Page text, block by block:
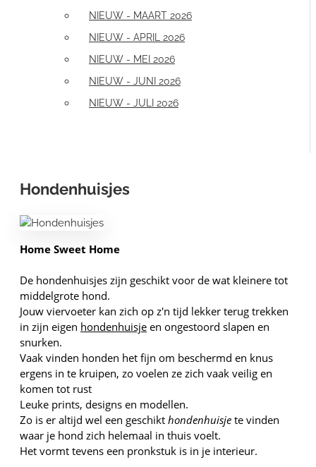
NIEUW - MAART 2026
NIEUW - APRIL 2026
NIEUW - MEI 2026
NIEUW - JUNI 2026
NIEUW - JULI 2026
Hondenhuisjes
Home Sweet Home
De hondenhuisjes zijn geschikt voor de wat kleinere tot
middelgrote hond.
Jouw viervoeter kan zich op z'n tijd lekker terug trekken
in zijn eigen hondenhuisje en ongestoord slapen en
snurken.
Vaak vinden honden het fijn om beschermd en knus
ergens in te kruipen, zo voelen ze zich vaak veilig en
komen tot rust
Leuke prints, designs en modellen.
Zo is er altijd wel een geschikt hondenhuisje te vinden
waar je hond zich helemaal in thuis voelt.
Het vormt tevens een pronkstuk is in je interieur.